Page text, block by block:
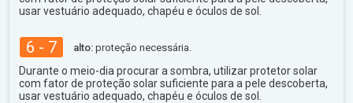
usar vestuário adequado, chapéu e óculos de sol.
6 - 7 alto: proteção necessária.
Durante o meio-dia procurar a sombra, utilizar protetor solar
com fator de proteção solar suficiente para a pele descoberta,
usar vestuário adequado, chapéu e óculos de sol.